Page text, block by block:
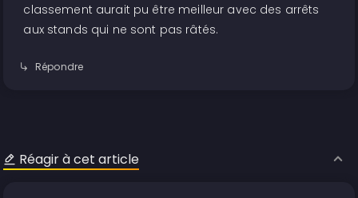
classement aurait pu être meilleur avec des arrêts
aux stands qui ne sont pas râtés.
Répondre
Réagir à cet article